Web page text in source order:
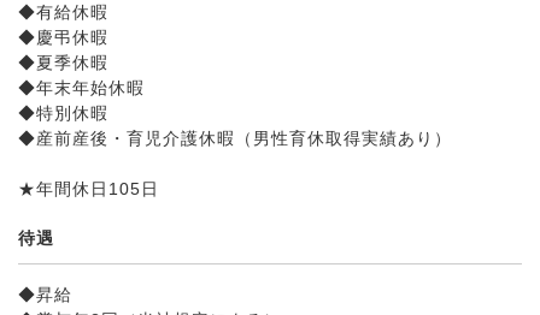
◆有給休暇
◆慶弔休暇
◆夏季休暇
◆年末年始休暇
◆特別休暇
◆産前産後・育児介護休暇（男性育休取得実績あり）
★年間休日105日
待遇
◆昇給